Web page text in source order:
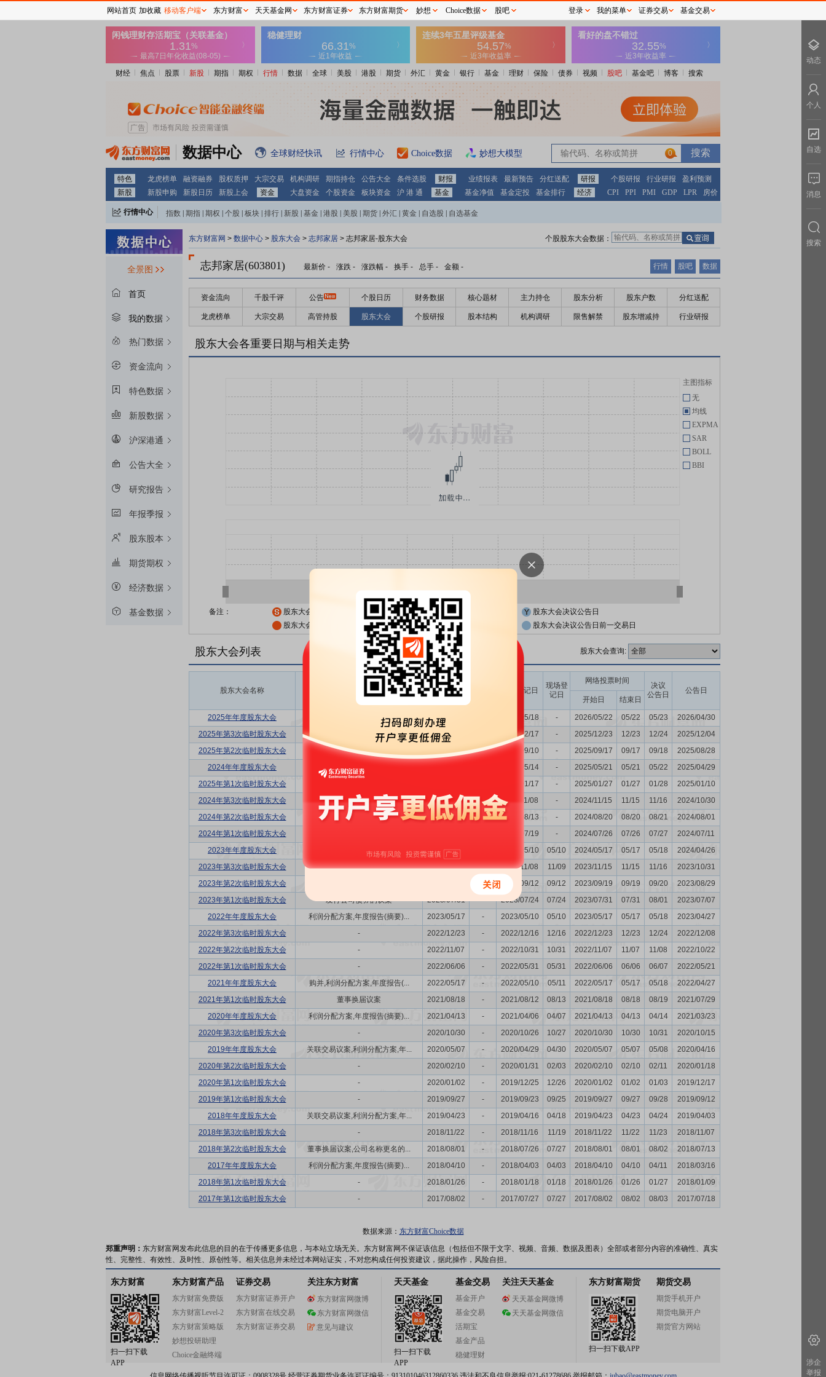
财经 焦点 股票 新股 期指 期权 行情 数据 全球 美股 港股 期货 外汇 黄金 银行 基金 理财 保险 债券 视频 股吧 基金吧 博客 搜索
数据中心 全球财经快讯 行情中心 Choice数据 妙想大模型 0
特色 龙虎榜单 融资融券 股权质押 大宗交易 机构调研 期指持仓 公告大全 条件选股 财报 业绩报表 最新预告 分红送配 研报 个股研报 行业研报
盈利预测
新股
新股申购 新股日历 新股上会 资金 大盘资金 个股资金 板块资金 沪 港 通 基金 基金净值 基金定投 基金排行 经济 CPI PPI PMI GDP LPR 房价
行情中心 指数 期指 期权 个股 板块 排行 新股 基金 港股 美股 期货 外汇 黄金 自选股 自选基金
全景图
首页
我的数据
热门数据
资金流向
特色数据
新股数据
沪深港通
公告大全
研究报告
年报季报
股东股本
期货期权
经济数据
基金数据
东方财富网 > 数据中心 > 股东大会 > 志邦家居 > 志邦家居-股东大会 个股股东大会数据：
志邦家居(603801) 最新价 - 涨跌 - 涨跌幅 - 换手 - 总手 - 金额 - 行情 股吧 数据
资金流向 千股千评 公告 个股日历 财务数据 核心题材 主力持仓 股东分析 股东户数 分红送配
龙虎榜单 大宗交易 高管持股 股东大会 个股研报 股本结构 机构调研 限售解禁 股东增减持 行业研报
股东大会各重要日期与相关走势
主图指标
无
均线
EXPMA
SAR
BOLL
BBI
备注： 股东大会公告日 股东大会召开日
股东大会决议公告日
股东大会公告日前一交易日
股东大会召开日前一交易日 股东大会决议公告日前一交易日
股东大会列表 股东大会查询:
股东大会名称 议题涉及内容
召开时间
股权登记日
现场登
记日
网络投票时间
决议
公告日
公告日
开始日
开始日 结束日
2025年年度股东大会 关联交易议案,利润分配方案,年... 2026/05/22 2026/05/18 - 2026/05/22 05/22 05/23
2026/04/30
2025年第3次临时股东大会
2025/12/23 2025/12/17 - 2025/12/23 12/23 12/24
2025/12/04
2025年第2次临时股东大会
- 2025/09/17 - 2025/09/10 - 2025/09/17 09/17 09/18
2025/08/28
2024年年度股东大会
关联交易议案,利润分配方案,年... 2025/05/14 - 2025/05/21 05/21 05/22
2025/04/29
2025年第1次临时股东大会
2025/01/17 - 2025/01/27 01/27 01/28
2025/01/10
2024年第3次临时股东大会
- 2024/11/15 - 2024/11/08 - 2024/11/15 11/15 11/16
2024/10/30
2024年第2次临时股东大会
董事换届议案 2024/08/20 - 2024/08/13 - 2024/08/20 08/20 08/21
2024/08/01
2024年第1次临时股东大会
2024/07/19 - 2024/07/26 07/26 07/27
2024/07/11
2023年年度股东大会
关联交易议案,利润分配方案,年... 2024/05/17 2024/05/10 05/10 2024/05/17 05/17 05/18
2024/04/26
2023年第3次临时股东大会
- 2023/11/15 - 2023/11/08 11/09 2023/11/15 11/15 11/16
2023/10/31
2023年第2次临时股东大会
- 2023/09/12 09/12 2023/09/19 09/19 09/20
2023/08/29
2023年第1次临时股东大会
发行公司债券的议案 2023/07/31 - 2023/07/24 07/24 2023/07/31 07/31 08/01
2023/07/07
2022年年度股东大会
利润分配方案,年度报告(摘要)... 2023/05/17 - 2023/05/10 05/10 2023/05/17 05/17 05/18
2023/04/27
2022年第3次临时股东大会
- 2022/12/23 - 2022/12/16 12/16 2022/12/23 12/23 12/24
2022/12/08
2022年第2次临时股东大会
- 2022/11/07 - 2022/10/31 10/31 2022/11/07 11/07 11/08
2022/10/22
2022年第1次临时股东大会
- 2022/06/06 - 2022/05/31 05/31 2022/06/06 06/06 06/07
2022/05/21
2021年年度股东大会
购并,利润分配方案,年度报告(... 2022/05/17 - 2022/05/10 05/11 2022/05/17 05/17 05/18
2022/04/27
2021年第1次临时股东大会
董事换届议案 2021/08/18 - 2021/08/12 08/13 2021/08/18 08/18 08/19
2021/07/29
2020年年度股东大会
利润分配方案,年度报告(摘要)... 2021/04/13 - 2021/04/06 04/07 2021/04/13 04/13 04/14
2021/03/23
2020年第3次临时股东大会
- 2020/10/30 - 2020/10/26 10/27 2020/10/30 10/30 10/31
2020/10/15
2019年年度股东大会
关联交易议案,利润分配方案,年... 2020/05/07 - 2020/04/29 04/30 2020/05/07 05/07 05/08
2020/04/16
2020年第2次临时股东大会
- 2020/02/10 - 2020/01/31 02/03 2020/02/10 02/10 02/11
2020/01/18
2020年第1次临时股东大会
- 2020/01/02 - 2019/12/25 12/26 2020/01/02 01/02 01/03
2019/12/17
2019年第1次临时股东大会
- 2019/09/27 - 2019/09/23 09/25 2019/09/27 09/27 09/28
2019/09/12
2018年年度股东大会
关联交易议案,利润分配方案,年... 2019/04/23 - 2019/04/16 04/18 2019/04/23 04/23 04/24
2019/04/03
2018年第3次临时股东大会
- 2018/11/22 - 2018/11/16 11/19 2018/11/22 11/22 11/23
2018/11/07
2018年第2次临时股东大会
董事换届议案,公司名称更名的... 2018/08/01 - 2018/07/26 07/27 2018/08/01 08/01 08/02
2018/07/13
2017年年度股东大会
利润分配方案,年度报告(摘要)... 2018/04/10 - 2018/04/03 04/03 2018/04/10 04/10 04/11
2018/03/16
2018年第1次临时股东大会
- 2018/01/26 - 2018/01/18 01/18 2018/01/26 01/26 01/27
2018/01/09
2017年第1次临时股东大会
- 2017/08/02 - 2017/07/27 07/27 2017/08/02 08/02 08/03 2017/07/18
数据来源： 东方财富Choice数据
郑重声明： 东方财富网发布此信息的目的在于传播更多信息，与本站立场无关。东方财富网不保证该信息（包括但不限于文字、视频、音频、数据及图表）全部或者部分内容的准确性、真实
性、完整性、有效性、及时性、原创性等。相关信息并未经过本网站证实，不对您构成任何投资建议，据此操作，风险自担。
东方财富
扫一扫下载
APP
东方财富产品
东方财富免费版
东方财富Level-2
东方财富策略版
妙想投研助理
Choice金融终端
证券交易
东方财富证券开户
东方财富在线交易
东方财富证券交易
关注东方财富
东方财富网微博
东方财富网微信
意见与建议
天天基金
扫一扫下载
APP
基金交易
基金开户
基金交易
活期宝
基金产品
稳健理财
关注天天基金
天天基金网微博
天天基金网微信
东方财富期货
扫一扫下载APP
期货交易
期货手机开户
期货电脑开户
期货官方网站
网站首页 加收藏 移动客户端 东方财富 天天基金网 东方财富证券 东方财富期货 妙想 Choice数据 股吧 登录 我的菜单 证券交易 基金交易
动态
个人
自选
消息
搜索
涉企
举报